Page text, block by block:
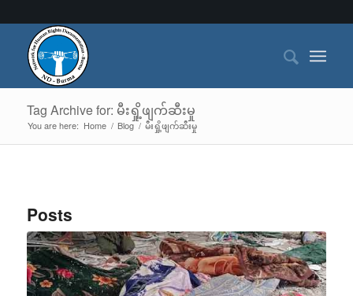
Tag Archive for: မီးရှို့ဖျက်ဆီးမှု
You are here: Home / Blog / မီးရှို့ဖျက်ဆီးမှု
Posts